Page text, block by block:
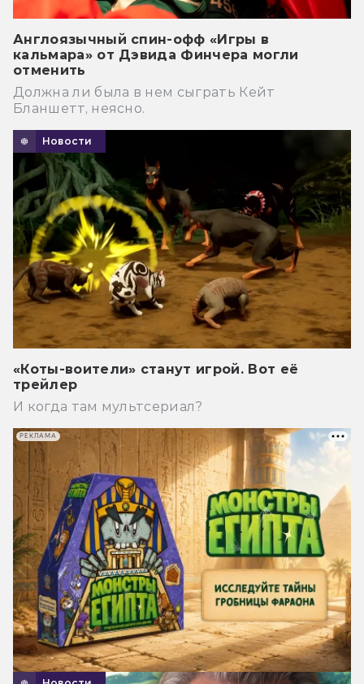
Англоязычный спин-офф «Игры в
кальмара» от Дэвида Финчера могли
отменить
Должна ли была в нем сыграть Кейт
Бланшетт, неясно.
Новости
«Коты-воители» станут игрой. Вот её
трейлер
И когда там мультсериал?
РЕКЛАМА